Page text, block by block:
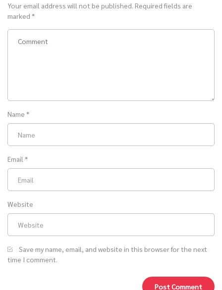
Your email address will not be published. Required fields are
marked *
Name *
Email *
Website
Save my name, email, and website in this browser for the next
time I comment.